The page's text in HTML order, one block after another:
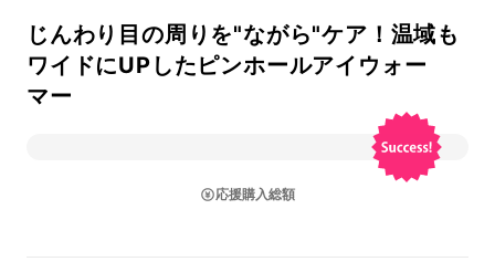
じんわり目の周りを"ながら"ケア！温域も
ワイドにUPしたピンホールアイウォー
マー
応援購入総額